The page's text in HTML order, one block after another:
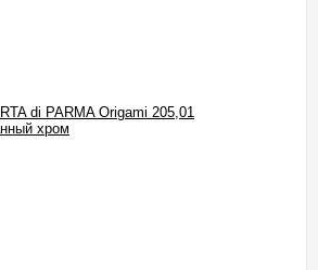
di PARMA Origami 205,01
хром